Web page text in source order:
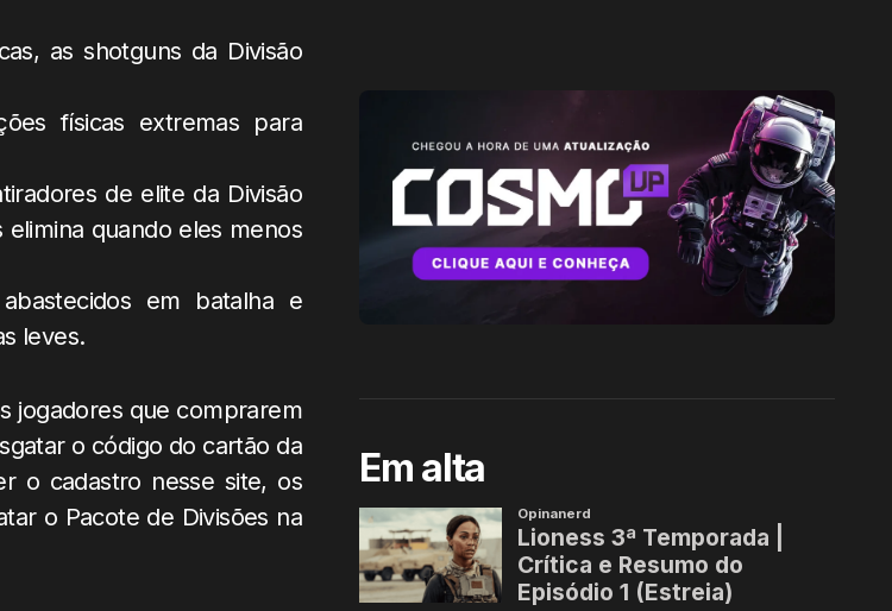
as shotguns da Divisão
físicas extremas para
de elite da Divisão
quando eles menos
em batalha e
leves.
jogadores que comprarem
o código do cartão da
o cadastro nesse site, os
o Pacote de Divisões na
Em alta